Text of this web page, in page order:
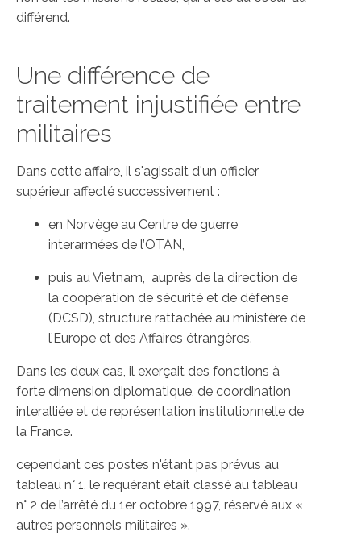
différend.
Une différence de
traitement injustifiée entre
militaires
Dans cette affaire, il s'agissait d'un officier
supérieur affecté successivement :
en Norvège au Centre de guerre
interarmées de l’OTAN,
puis au Vietnam, auprès de la direction de
la coopération de sécurité et de défense
(DCSD), structure rattachée au ministère de
l’Europe et des Affaires étrangères.
Dans les deux cas, il exerçait des fonctions à
forte dimension diplomatique, de coordination
interalliée et de représentation institutionnelle de
la France.
cependant ces postes n'étant pas prévus au
tableau n° 1, le requérant était classé au tableau
n° 2 de l’arrêté du 1er octobre 1997, réservé aux «
autres personnels militaires ».